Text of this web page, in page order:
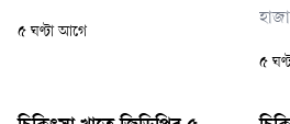
অনুযায়ী আত্মসমর্পণ না করায় তাকে
৫ ঘণ্টা আগে
৫